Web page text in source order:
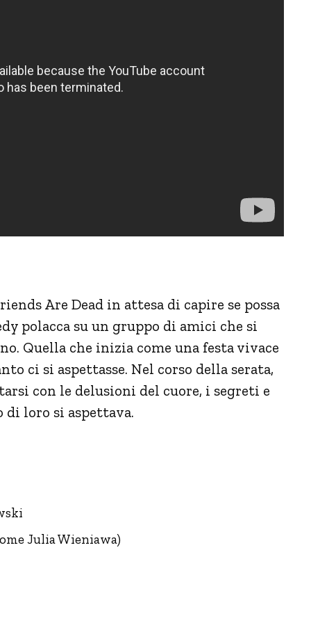
Are Dead in attesa di capire se possa
polacca su un gruppo di amici che si
Quella che inizia come una festa vivace
ci si aspettasse. Nel corso della serata,
con le delusioni del cuore, i segreti e
di loro si aspettava.
Julia Wieniawa)